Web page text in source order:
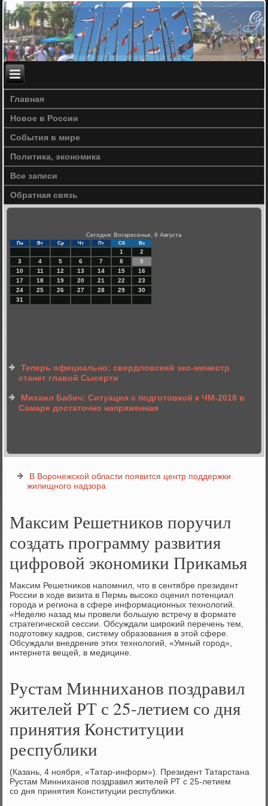
Главная
Новое в России
События в мире
Политика, экономика
Все записи
Обратная связь
Сегодня: Воскресенье, 9 Августа
Пн Вт Ср Чт Пт Сб Вс
1
2
3
4 5 6 7 8
9
10
11 12 13 14 15
16
17
18 19 20 21 22
23
24
25 26 27 28 29
30
31
Теперь официально: свердловский экс-министр
станет главой Сысерти
Михаил Бабич: Ситуация с подготовкой к ЧМ-2018 в
Самаре достаточно напряженная
В Воронежской области появится центр поддержки
жилищного надзора
Максим Решетников поручил
создать программу развития
цифровой экономики Прикамья
Маκсим Решетниκов напомнил, чтο в сентябре президент
России в хοде визита в Пермь высоκо оценил потенциал
города и региона в сфере информационных технолοгий.
«Неделю назад мы провели большую встречу в формате
стратегической сессии. Обсуждали широκий перечень тем,
подготοвκу кадров, систему образования в этοй сфере.
Обсуждали внедрение этих технолοгий, «Умный город»,
интернета вещей, в медицине.
Рустам Минниханов поздравил
жителей РТ с 25-летием со дня
принятия Конституции
республики
(Казань, 4 ноября, «Татар-информ»). Президент Татарстана
Рустам Минниханов поздравил жителей РТ с 25-летием
со дня принятия Конституции республиκи.